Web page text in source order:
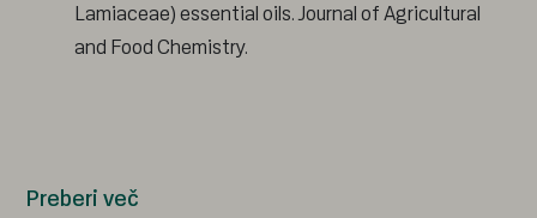
Lamiaceae) essential oils. Journal of Agricultural
and Food Chemistry.
Preberi več